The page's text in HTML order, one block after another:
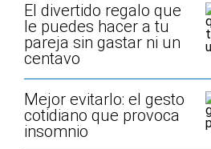
El divertido regalo que
le puedes hacer a tu
pareja sin gastar ni un
centavo
Mejor evitarlo: el gesto
cotidiano que provoca
insomnio